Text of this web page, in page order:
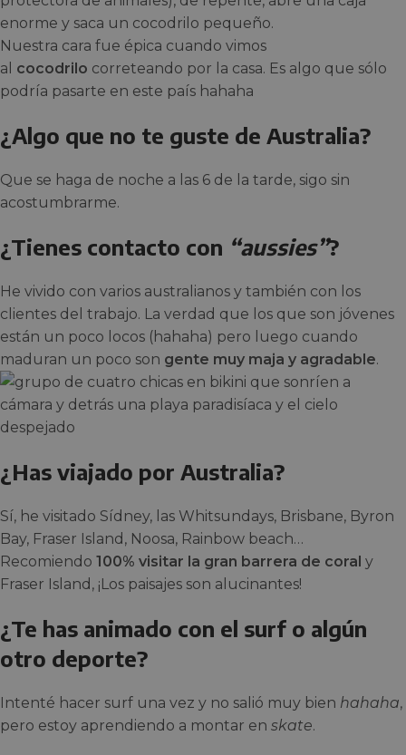
enorme y saca un cocodrilo pequeño.
Nuestra cara fue épica cuando vimos
al cocodrilo correteando por la casa. Es algo que sólo
podría pasarte en este país hahaha
¿Algo que no te guste de Australia?
Que se haga de noche a las 6 de la tarde, sigo sin
acostumbrarme.
¿Tienes contacto con “aussies”?
He vivido con varios australianos y también con los
clientes del trabajo. La verdad que los que son jóvenes
están un poco locos (hahaha) pero luego cuando
maduran un poco son gente muy maja y agradable.
¿Has viajado por Australia?
Sí, he visitado Sídney, las Whitsundays, Brisbane, Byron
Bay, Fraser Island, Noosa, Rainbow beach…
Recomiendo 100% visitar la gran barrera de coral y
Fraser Island, ¡Los paisajes son alucinantes!
¿Te has animado con el surf o algún
otro deporte?
Intenté hacer surf una vez y no salió muy bien hahaha,
pero estoy aprendiendo a montar en skate.